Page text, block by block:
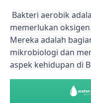
Bakteri aerobik
memerlukan
Mereka adalah
mikrobiologi dan
aspek kehidupan di